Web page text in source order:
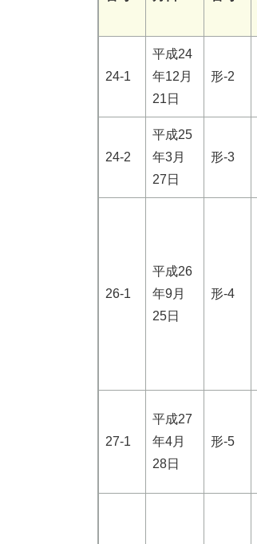
24-1
平成24
年12月
21日
形-2
24-2
平成25
年3月
27日
形-3
26-1
平成26
年9月
25日
形-4
27-1
平成27
年4月
28日
形-5